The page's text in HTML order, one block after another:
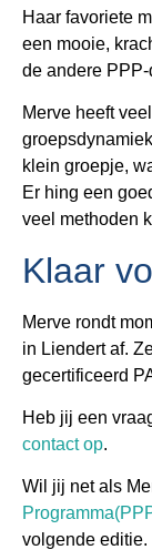
Haar favoriete
een mooie,
de andere
Merve heeft
klein groepje,
Er hing een
veel methoden
Klaar
Merve rondt
in Liendert af.
gecertificeerd
Heb jij een
contact op.
Wil jij net als
Programma
volgende editie.